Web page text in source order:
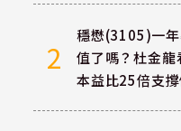
2
穩懋(3105)一
值了嗎？杜金龍
本益比25倍支撐